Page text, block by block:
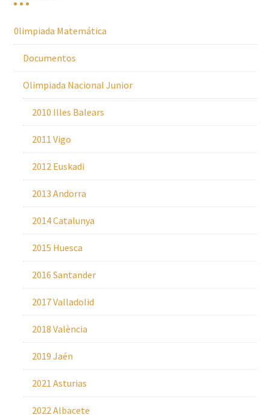
0limpiada Matemática
Documentos
Olimpiada Nacional Junior
2010 Illes Balears
2011 Vigo
2012 Euskadi
2013 Andorra
2014 Catalunya
2015 Huesca
2016 Santander
2017 Valladolid
2018 València
2019 Jaén
2021 Asturias
2022 Albacete